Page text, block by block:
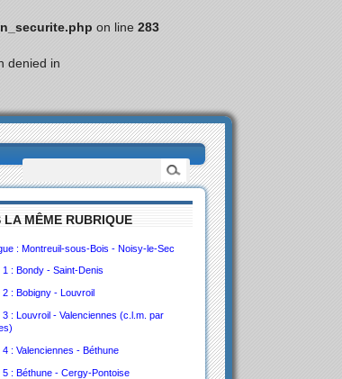
on line 283
denied in
LA MÊME RUBRIQUE
: Montreuil-sous-Bois - Noisy-le-Sec
1 : Bondy - Saint-Denis
2 : Bobigny - Louvroil
3 : Louvroil - Valenciennes (c.l.m. par
4 : Valenciennes - Béthune
5 : Béthune - Cergy-Pontoise